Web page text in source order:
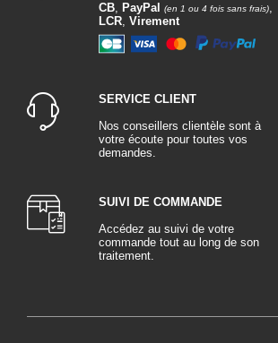
CB, PayPal (en 1 ou 4 fois sans frais),
LCR, Virement
SERVICE CLIENT
Nos conseillers clientèle sont à
votre écoute pour toutes vos
demandes.
SUIVI DE COMMANDE
Accédez au suivi de votre
commande tout au long de son
traitement.